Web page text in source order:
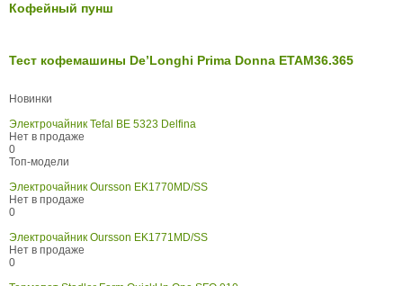
Кофейный пунш
Тест кофемашины De’Longhi Prima Donna ETAM36.365
Новинки
Электрочайник Tefal BE 5323 Delfina
Нет в продаже
0
Топ-модели
Электрочайник Oursson EK1770MD/SS
Нет в продаже
0
Электрочайник Oursson EK1771MD/SS
Нет в продаже
0